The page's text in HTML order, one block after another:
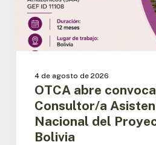
del
Proyecto
SAA
4 de agosto de 2026
OTCA abre
Consultor/a
Nacional del
Bolivia